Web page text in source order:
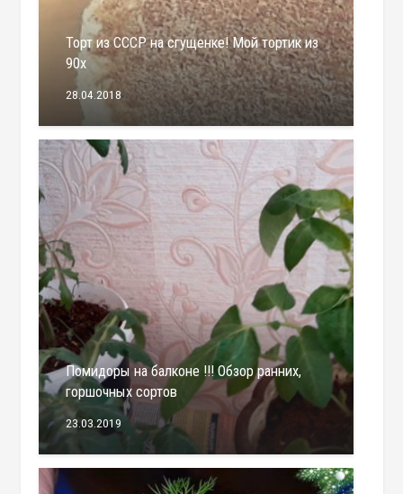
Торт из СССР на сгущенке! Мой тортик из
90х
28.04.2018
Помидоры на балконе !!! Обзор ранних,
горшочных сортов
23.03.2019